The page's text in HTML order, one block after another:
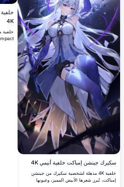
سكيرك جينشن إمباكت خلفية أنيمي 4K
خلفية 4K مذهلة لشخصية سكيرك من جينشن
إمباكت، تُبرز شعرها الأبيض المميز، وعيونها
4K